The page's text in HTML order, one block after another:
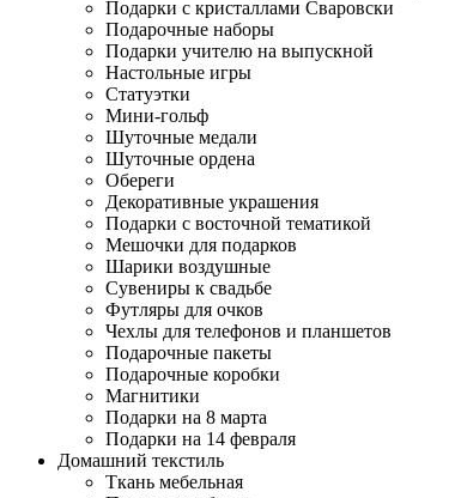
Подарки с кристаллами Сваровски
Подарочные наборы
Подарки учителю на выпускной
Настольные игры
Статуэтки
Мини-гольф
Шуточные медали
Шуточные ордена
Обереги
Декоративные украшения
Подарки с восточной тематикой
Мешочки для подарков
Шарики воздушные
Сувениры к свадьбе
Футляры для очков
Чехлы для телефонов и планшетов
Подарочные пакеты
Подарочные коробки
Магнитики
Подарки на 8 марта
Подарки на 14 февраля
Домашний текстиль
Ткань мебельная